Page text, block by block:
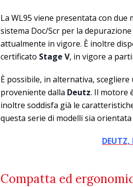
La WL95 viene presentata con due
sistema Doc/Scr per la
attualmente in vigore. È inoltre
certificato Stage V, in vigore a
È possibile, in alternativa,
proveniente dalla Deutz. Il motore
inoltre soddisfa già le
questa serie di modelli sia
DEUTZ,
Compatta ed